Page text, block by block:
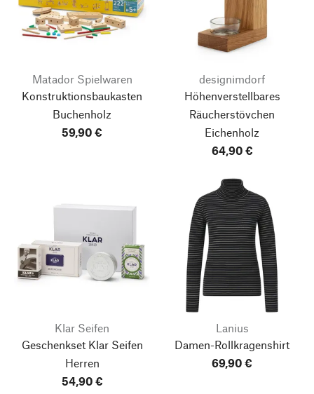
Matador Spielwaren
Konstruktionsbaukasten
Buchenholz
59,90 €
designimdorf
Höhenverstellbares
Räucherstövchen
Eichenholz
64,90 €
Klar Seifen
Geschenkset Klar Seifen
Herren
54,90 €
Lanius
Damen-Rollkragenshirt
69,90 €